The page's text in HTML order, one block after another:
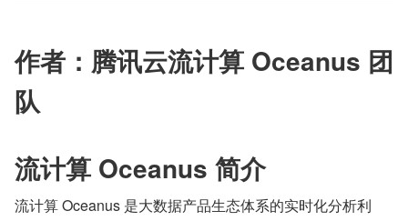
​作者：腾讯云流计算 Oceanus 团
队
流计算 Oceanus 简介
流计算 Oceanus 是大数据产品生态体系的实时化分析利